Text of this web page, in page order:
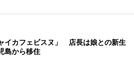
イカフェビスヌ」 店長は娘との新生
島から移住